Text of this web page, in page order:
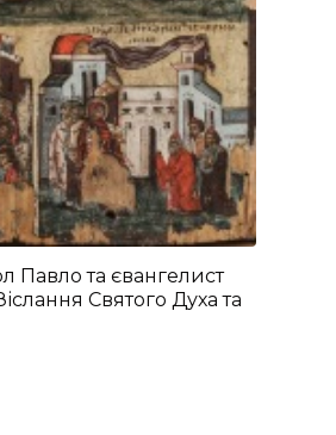
Павло та євангелист
Святого Духа та